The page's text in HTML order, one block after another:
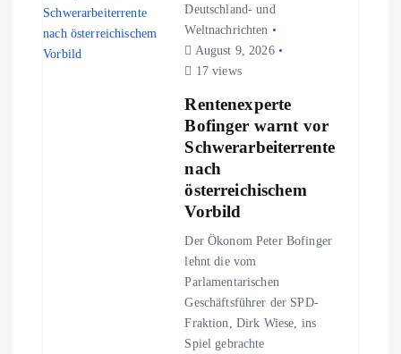
n
a
Deutschland- und
Weltnachrichten
August 9, 2026
17 views
Rentenexperte
Bofinger warnt vor
Schwerarbeiterrente
nach
österreichischem
Vorbild
Der Ökonom Peter Bofinger
lehnt die vom
Parlamentarischen
Geschäftsführer der SPD-
Fraktion, Dirk Wiese, ins
Spiel gebrachte